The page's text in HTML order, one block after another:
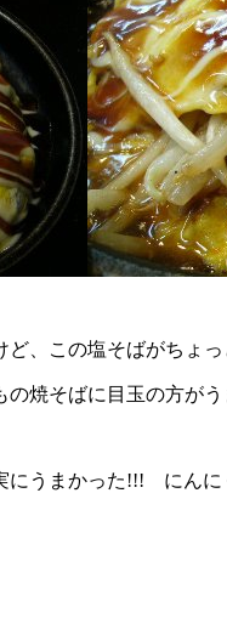
、この塩そばがちょ
焼そばに目玉の方がう
うまかった!!! にんに